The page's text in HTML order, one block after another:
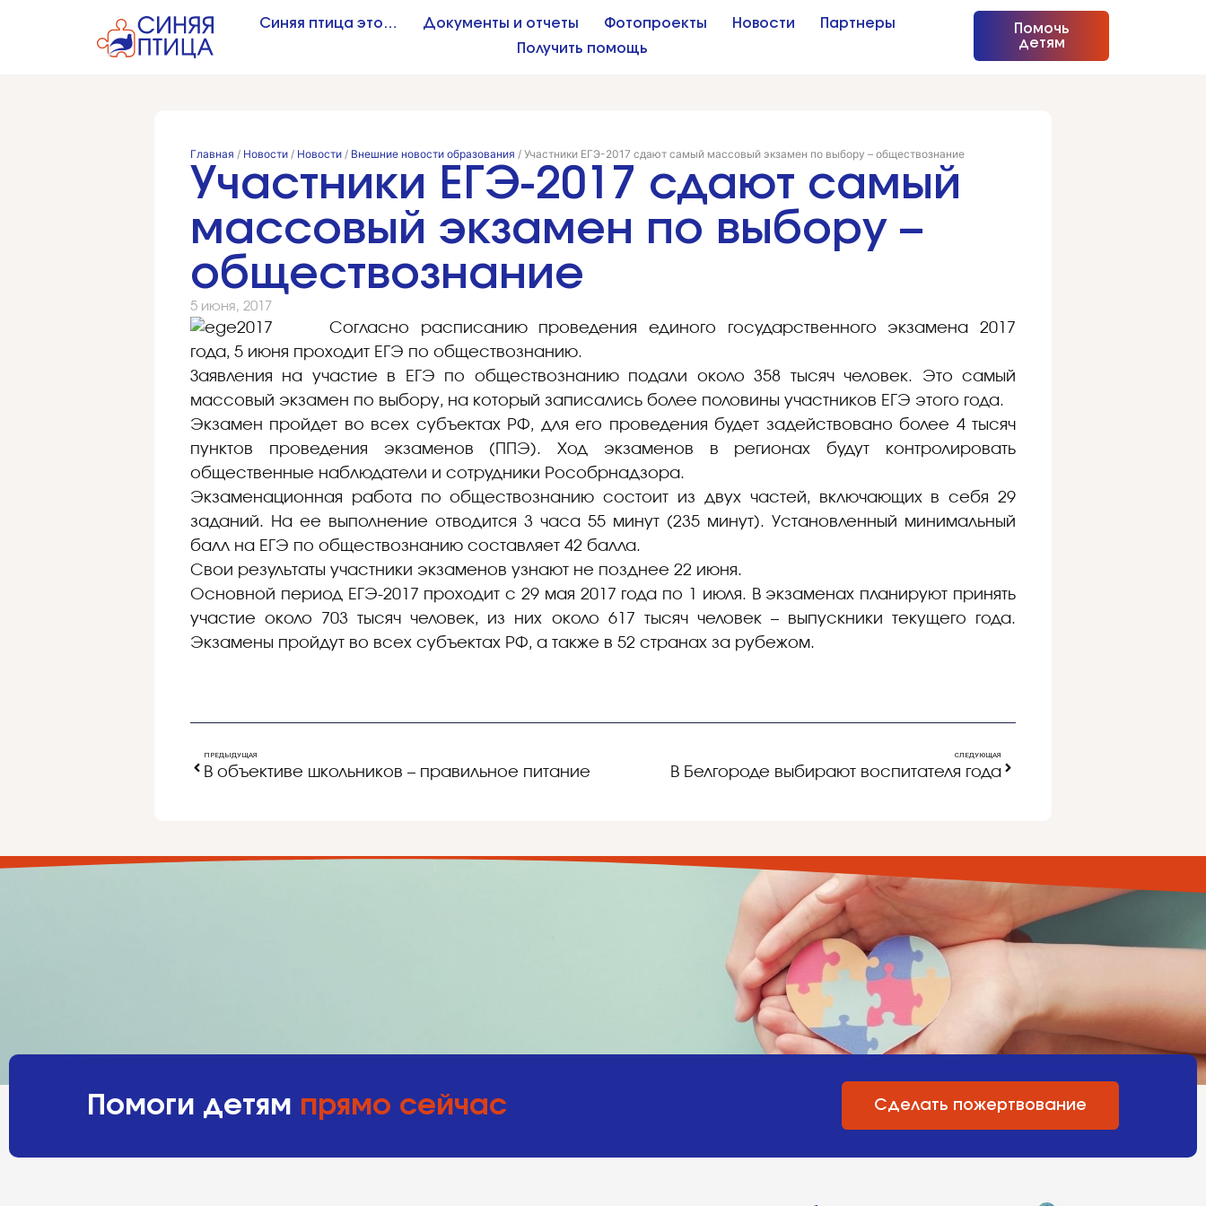
Синяя птица это… Документы и отчеты Фотопроекты Новости
Партнеры
Получить помощь
Помочь
детям
Главная / Новости / Новости / Внешние новости образования / Участники ЕГЭ-2017 сдают самый массовый экзамен по выбору – обществознание
Участники ЕГЭ-2017 сдают самый
массовый экзамен по выбору –
обществознание
5 июня, 2017
Согласно расписанию проведения единого государственного экзамена 2017
года, 5 июня проходит ЕГЭ по обществознанию.
Заявления на участие в ЕГЭ по обществознанию подали около 358 тысяч человек. Это самый
массовый экзамен по выбору, на который записались более половины участников ЕГЭ этого года.
Экзамен пройдет во всех субъектах РФ, для его проведения будет задействовано более 4 тысяч
пунктов проведения экзаменов (ППЭ). Ход экзаменов в регионах будут контролировать
общественные наблюдатели и сотрудники Рособрнадзора.
Экзаменационная работа по обществознанию состоит из двух частей, включающих в себя 29
заданий. На ее выполнение отводится 3 часа 55 минут (235 минут). Установленный минимальный
балл на ЕГЭ по обществознанию составляет 42 балла.
Свои результаты участники экзаменов узнают не позднее 22 июня.
Основной период ЕГЭ-2017 проходит с 29 мая 2017 года по 1 июля. В экзаменах планируют принять
участие около 703 тысяч человек, из них около 617 тысяч человек – выпускники текущего года.
Экзамены пройдут во всех субъектах РФ, а также в 52 странах за рубежом.
ПРЕДЫДУЩАЯ
В объективе школьников – правильное питание
СЛЕДУЮЩАЯ
В Белгороде выбирают воспитателя года
Помоги детям прямо сейчас Сделать пожертвование